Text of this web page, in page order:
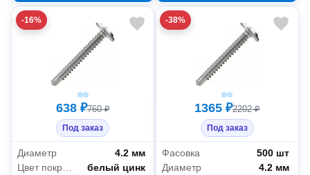
PR17.00356 PR17.00354
-16%
638 ₽760 ₽
Под заказ
Диаметр
4.2 мм
белый цинк
-38%
1365 ₽2202 ₽
Под заказ
Фасовка
500 шт
Диаметр
4.2 мм